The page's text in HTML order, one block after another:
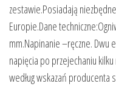
zestawie.Posiadają
Europie.Dane
mm.Napinanie –ręczne. Dwu
napięcia po przejechaniu
według wskazań producenta